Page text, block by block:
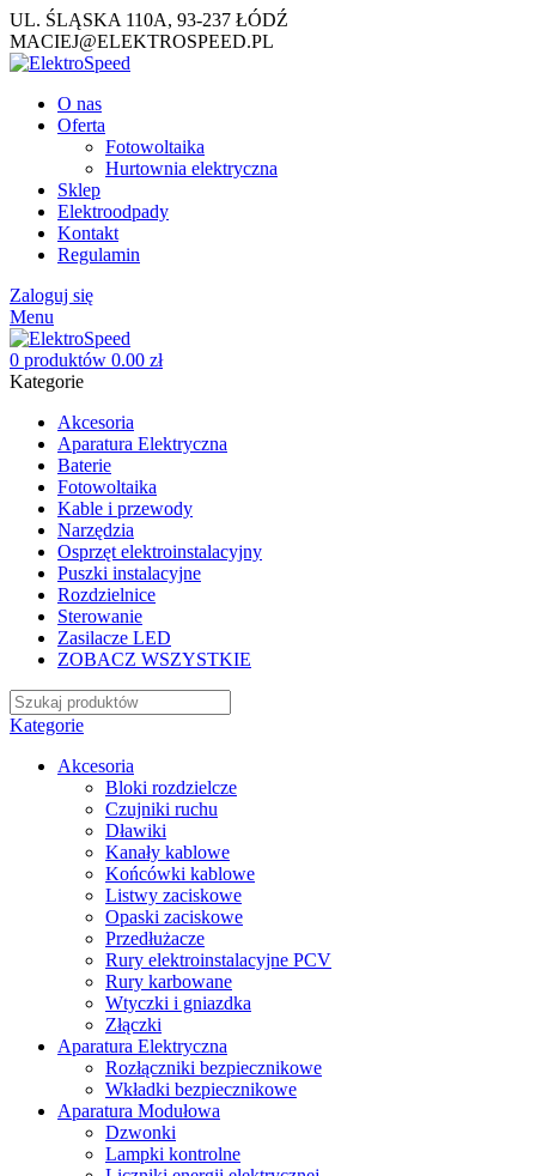
UL. ŚLĄSKA 110A, 93-237 ŁÓDŹ
MACIEJ@ELEKTROSPEED.PL
O nas
Oferta
Fotowoltaika
Hurtownia elektryczna
Sklep
Elektroodpady
Kontakt
Regulamin
Zaloguj się
Menu
0 produktów 0.00 zł
Kategorie
Akcesoria
Aparatura Elektryczna
Baterie
Fotowoltaika
Kable i przewody
Narzędzia
Osprzęt elektroinstalacyjny
Puszki instalacyjne
Rozdzielnice
Sterowanie
Zasilacze LED
ZOBACZ WSZYSTKIE
Kategorie
Akcesoria
Bloki rozdzielcze
Czujniki ruchu
Dławiki
Kanały kablowe
Końcówki kablowe
Listwy zaciskowe
Opaski zaciskowe
Przedłużacze
Rury elektroinstalacyjne PCV
Rury karbowane
Wtyczki i gniazdka
Złączki
Aparatura Elektryczna
Rozłączniki bezpiecznikowe
Wkładki bezpiecznikowe
Aparatura Modułowa
Dzwonki
Lampki kontrolne